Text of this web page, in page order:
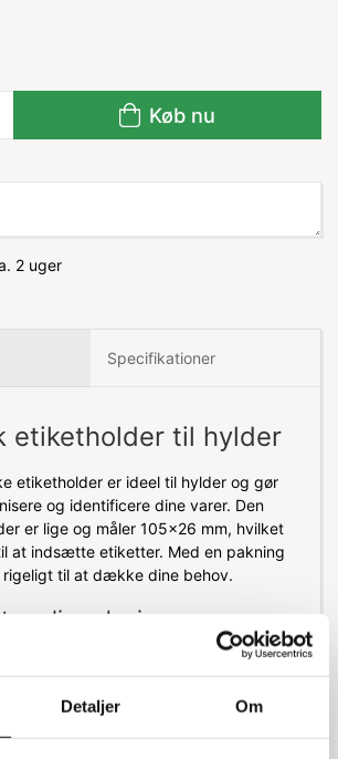
Detaljer Om
Køb nu
2 uger
Specifikationer
etiketholder til hylder
etiketholder er ideel til hylder og gør
og identificere dine varer. Den
er lige og måler 105x26 mm, hvilket
at indsætte etiketter. Med en pakning
til at dække dine behov.
og lige design
lavet af klar plast, hvilket gør det nemt at
på hylderne, så du hurtigt kan finde